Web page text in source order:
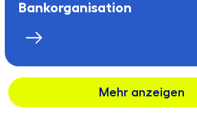
Bankorganisation
Mehr anzeigen